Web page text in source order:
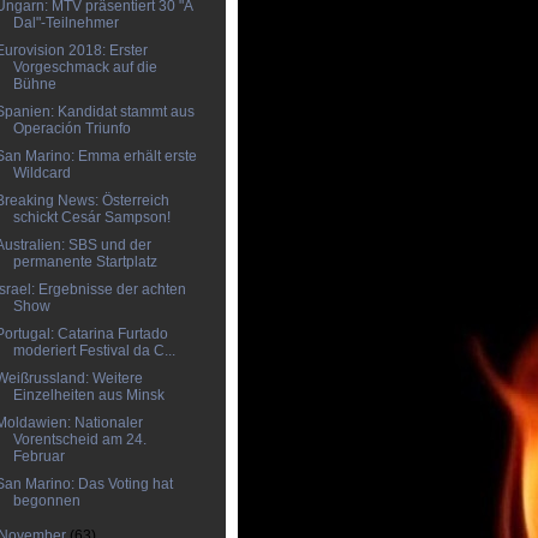
MTV präsentiert 30 "A
Dal"-Teilnehmer
2018: Erster
Vorgeschmack auf die
Bühne
Kandidat stammt aus
Operación Triunfo
Marino: Emma erhält erste
Wildcard
News: Österreich
schickt Cesár Sampson!
SBS und der
permanente Startplatz
Ergebnisse der achten
Show
Catarina Furtado
moderiert Festival da C...
Weitere
Einzelheiten aus Minsk
Nationaler
Vorentscheid am 24.
Februar
Marino: Das Voting hat
begonnen